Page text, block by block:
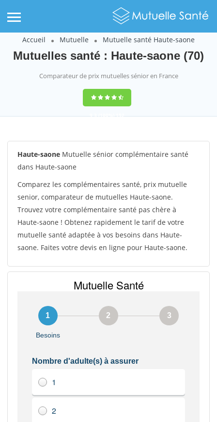
Accueil Mutuelle Mutuelle santé Haute-saone
Mutuelles santé : Haute-saone (70)
Comparateur de prix mutuelles sénior en France
9,3(100%)152
Haute-saone Mutuelle sénior complémentaire santé
dans Haute-saone
Comparez les complémentaires santé, prix mutuelle
senior, comparateur de mutuelles Haute-saone.
Trouvez votre complémentaire santé pas chère à
Haute-saone ! Obtenez rapidement le tarif de votre
mutuelle santé adaptée à vos besoins dans Haute-
saone. Faites votre devis en ligne pour Haute-saone.